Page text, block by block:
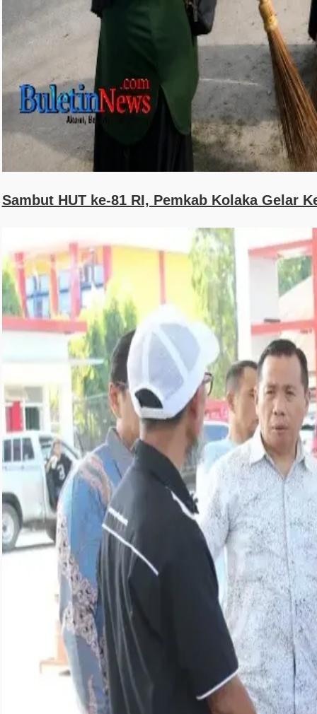
Sambut HUT ke-81 RI, Pemkab Kolaka Gelar